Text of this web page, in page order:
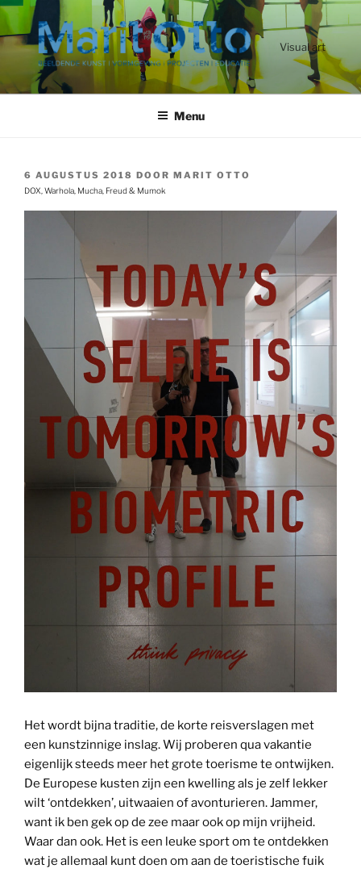
Ga
naar
de
Visual art
Menu
GEPLAATST
OP
6 AUGUSTUS 2018 DOOR MARIT OTTO
DOX, Warhola, Mucha, Freud & Mumok
Het wordt bijna traditie, de korte reisverslagen met
een kunstzinnige inslag. Wij proberen qua vakantie
eigenlijk steeds meer het grote toerisme te ontwijken.
De Europese kusten zijn een kwelling als je zelf lekker
wilt ‘ontdekken’, uitwaaien of avonturieren. Jammer,
want ik ben gek op de zee maar ook op mijn vrijheid.
Waar dan ook. Het is een leuke sport om te ontdekken
wat je allemaal kunt doen om aan de toeristische fuik